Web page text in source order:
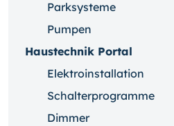
Parksysteme
Pumpen
Haustechnik Portal
Elektroinstallation
Schalterprogramme
Dimmer